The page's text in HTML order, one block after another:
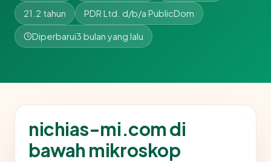
21.2 tahun PDR Ltd. d/b/a PublicDom
Diperbarui3 bulan yang lalu
nichias-mi.com di
bawah mikroskop